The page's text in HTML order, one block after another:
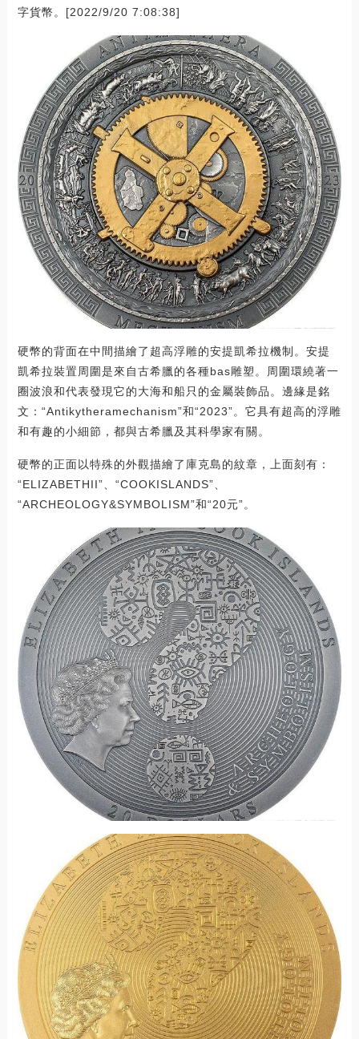
字貨幣。[2022/9/20 7:08:38]
硬幣的背面在中間描繪了超高浮雕的安提凱希拉機制。安提
凱希拉裝置周圍是來自古希臘的各種bas雕塑。周圍環繞著一
圈波浪和代表發現它的大海和船只的金屬裝飾品。邊緣是銘
文：“Antikytheramechanism”和“2023”。它具有超高的浮雕
和有趣的小細節，都與古希臘及其科學家有關。
硬幣的正面以特殊的外觀描繪了庫克島的紋章，上面刻有：
“ELIZABETHII”、“COOKISLANDS”、
“ARCHEOLOGY&SYMBOLISM”和“20元”。